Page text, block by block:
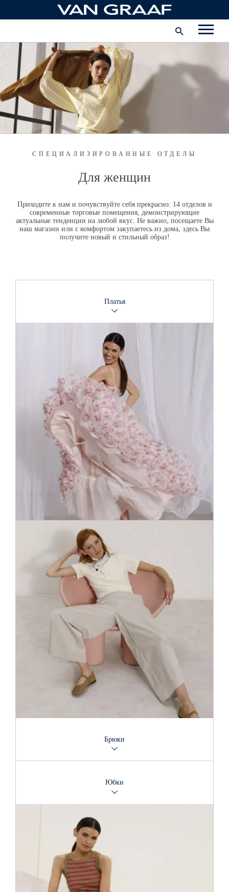
содержимому
Корпоративная информация
Предприятие
Латвия - русский
СПЕЦИАЛИЗИРОВАННЫЕ ОТДЕЛЫ
Для женщин
Приходите к нам и почувствуйте себя прекрасно: 14 отделов и
современные торговые помещения, демонстрирующие
актуальные тенденции на любой вкус. Не важно, посещаете Вы
наш магазин или с комфортом закупаетесь из дома, здесь Вы
получите новый и стильный образ!
Платья
Платье – прекрасный элемент гардероба,
подчеркивающий Ваш индивидуальный стиль. Ищите
вечерний наряд в классическом черном или потрясающем
красном цвете? Или все же платье-футляр для офиса?
Наши специалисты помогут сделать правильный выбор.
Брюки
джинсов всех оттенков и стилей, удобный джерси или
эластичные брюки, в обтяжку или свободного покроя.
Юбки